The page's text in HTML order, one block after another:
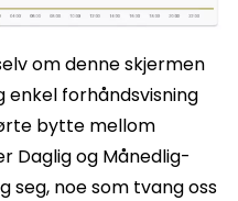
om denne skjermen
enkel forhåndsvisning
bytte mellom
Daglig og Månedlig-
noe som tvang oss